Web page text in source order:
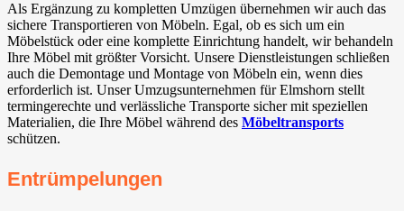
Als Ergänzung zu kompletten Umzügen übernehmen wir auch das
sichere Transportieren von Möbeln. Egal, ob es sich um ein
Möbelstück oder eine komplette Einrichtung handelt, wir behandeln
Ihre Möbel mit größter Vorsicht. Unsere Dienstleistungen schließen
auch die Demontage und Montage von Möbeln ein, wenn dies
erforderlich ist. Unser Umzugsunternehmen für Elmshorn stellt
termingerechte und verlässliche Transporte sicher mit speziellen
Materialien, die Ihre Möbel während des Möbeltransports
schützen.
Entrümpelungen